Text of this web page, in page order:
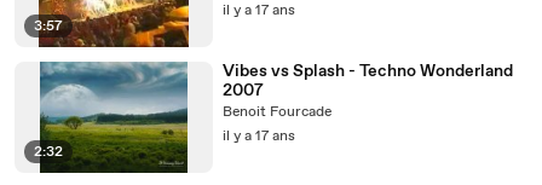
3:57
il y a 17 ans
2:32
Vibes vs Splash - Techno Wonderland
2007
Benoit Fourcade
il y a 17 ans